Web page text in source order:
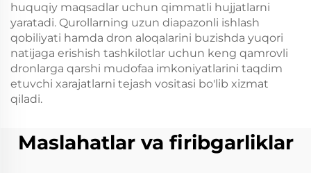
huquqiy maqsadlar uchun qimmatli hujjatlarni
yaratadi. Qurollarning uzun diapazonli ishlash
qobiliyati hamda dron aloqalarini buzishda yuqori
natijaga erishish tashkilotlar uchun keng qamrovli
dronlarga qarshi mudofaa imkoniyatlarini taqdim
etuvchi xarajatlarni tejash vositasi bo'lib xizmat
qiladi.
Maslahatlar va firibgarliklar